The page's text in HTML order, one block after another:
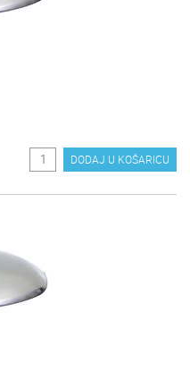
DODAJ U KOŠARICU